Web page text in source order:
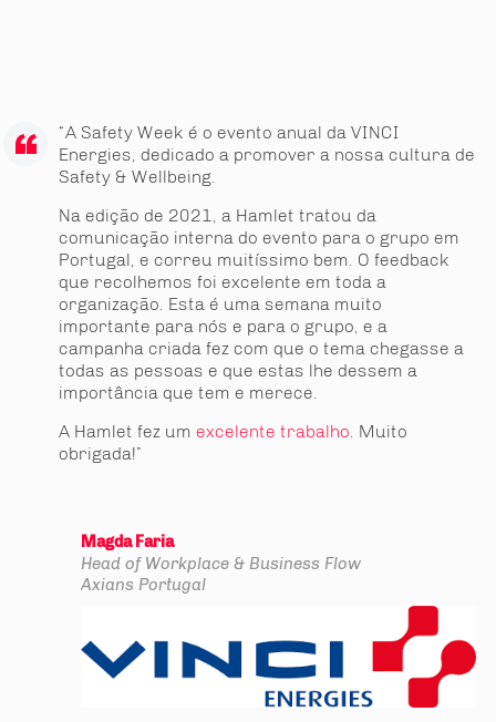
“A Safety Week é o evento anual da VINCI
Energies, dedicado a promover a nossa cultura de
Safety & Wellbeing.
Na edição de 2021, a Hamlet tratou da
comunicação interna do evento para o grupo em
Portugal, e correu muitíssimo bem. O feedback
que recolhemos foi excelente em toda a
organização. Esta é uma semana muito
importante para nós e para o grupo, e a
campanha criada fez com que o tema chegasse a
todas as pessoas e que estas lhe dessem a
importância que tem e merece.
A Hamlet fez um excelente trabalho. Muito
obrigada!”
Magda Faria
Head of Workplace & Business Flow
Axians Portugal